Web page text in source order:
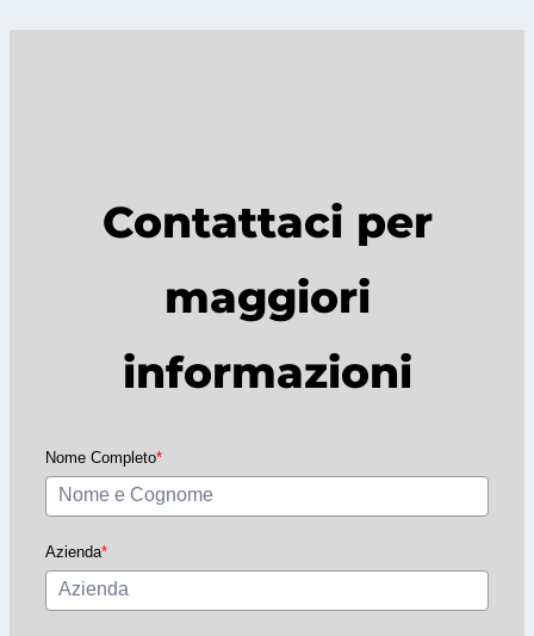
Contattaci per
maggiori
informazioni
Nome Completo*
Azienda*